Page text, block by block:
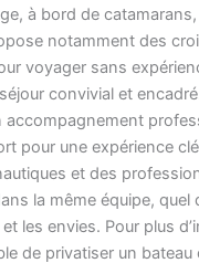
à bord de
notamment des
voyager sans
convivial et
accompagnement
pour une expérience
et des
la même équipe, quel
les envies. Pour plus
de privatiser un bateau